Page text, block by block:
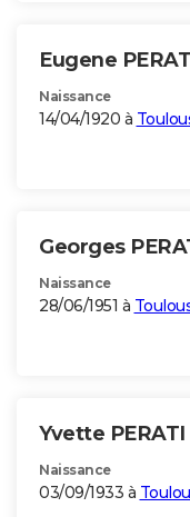
Eugene
Naissance
14/04/1920 à
Georges
Naissance
28/06/1951 à
Yvette PERATI
Naissance
03/09/1933 à